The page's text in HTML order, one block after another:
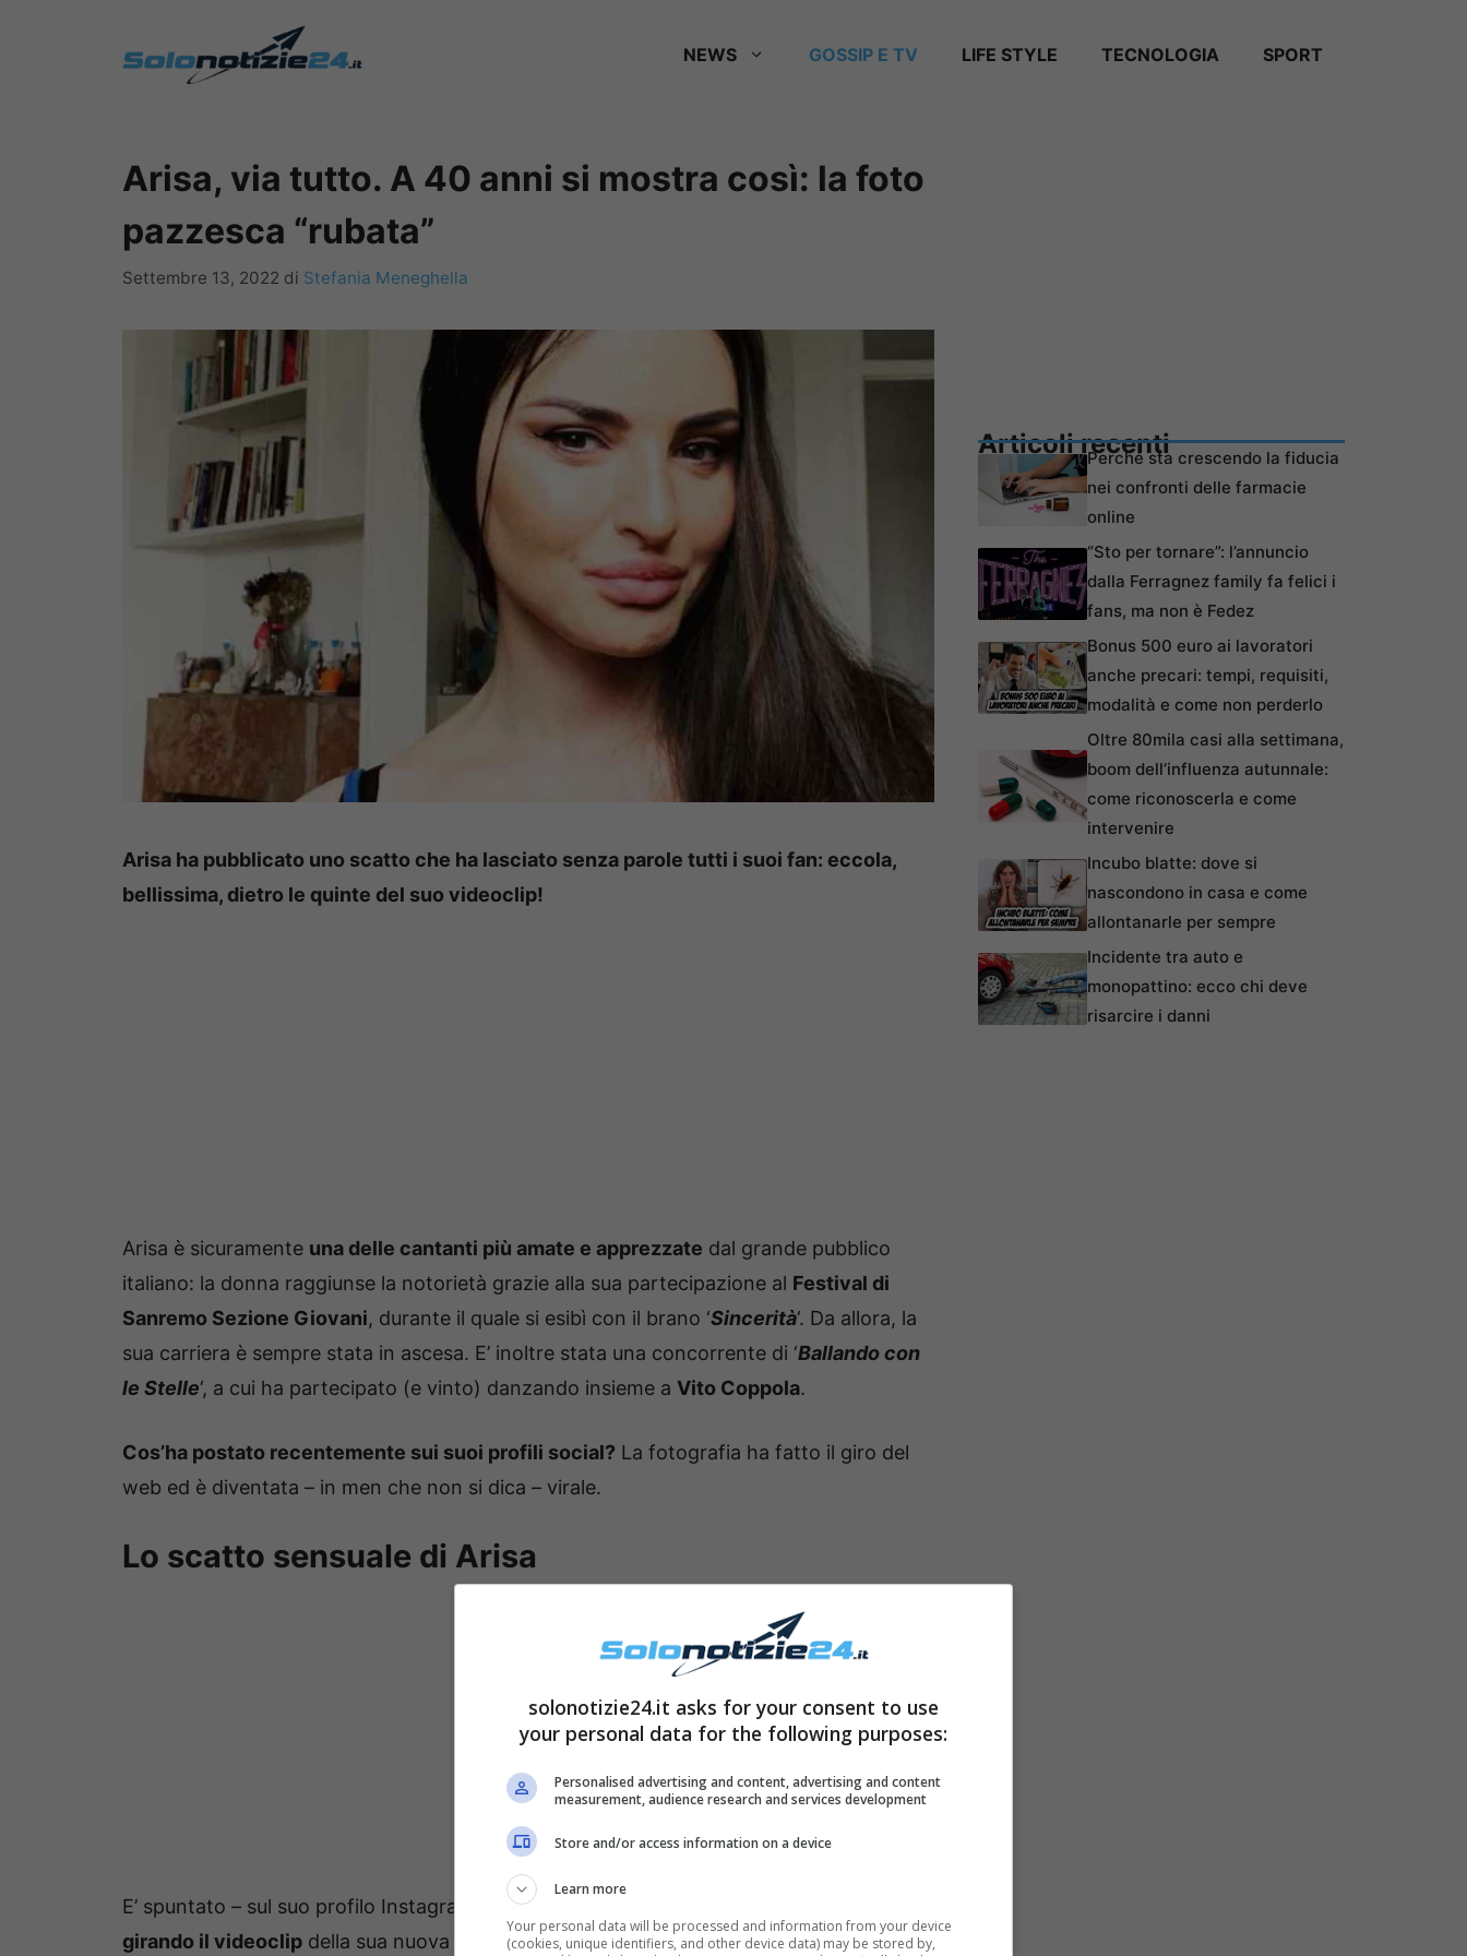
NEWS GOSSIP E TV LIFE STYLE TECNOLOGIA SPORT
Arisa, via tutto. A 40 anni si mostra così: la foto
pazzesca “rubata”
Settembre 13, 2022 di Stefania Meneghella
Arisa ha pubblicato uno scatto che ha lasciato senza parole tutti i suoi fan: eccola,
bellissima, dietro le quinte del suo videoclip!
Arisa è sicuramente una delle cantanti più amate e apprezzate dal grande pubblico
italiano: la donna raggiunse la notorietà grazie alla sua partecipazione al Festival di
Sanremo Sezione Giovani, durante il quale si esibì con il brano ‘Sincerità‘. Da allora, la
sua carriera è sempre stata in ascesa. E’ inoltre stata una concorrente di ‘Ballando con
le Stelle‘, a cui ha partecipato (e vinto) danzando insieme a Vito Coppola.
Cos’ha postato recentemente sui suoi profili social? La fotografia ha fatto il giro del
web ed è diventata – in men che non si dica – virale.
Lo scatto sensuale di Arisa
E’ spuntato – sul suo profilo Instagram ufficiale – uno scatto che la ritrae
girando il videoclip della sua nuova canzoneMi Perdiciòn. La cantante si è infatti
Articoli recentiPerché sta crescendo la fiducia
nei confronti delle farmacie
online
“Sto per tornare”: l’annuncio
dalla Ferragnez family fa felici i
fans, ma non è Fedez
Bonus 500 euro ai lavoratori
anche precari: tempi, requisiti,
modalità e come non perderlo
Oltre 80mila casi alla settimana,
boom dell’influenza autunnale:
come riconoscerla e come
intervenire
Incubo blatte: dove si
nascondono in casa e come
allontanarle per sempre
Incidente tra auto e
monopattino: ecco chi deve
risarcire i danni
solonotizie24.it asks for your consent to use
your personal data for the following purposes:
Personalised advertising and content, advertising and content
measurement, audience research and services development
Store and/or access information on a device
Learn more
Your personal data will be processed and information from your device
(cookies, unique identifiers, and other device data) may be stored by,